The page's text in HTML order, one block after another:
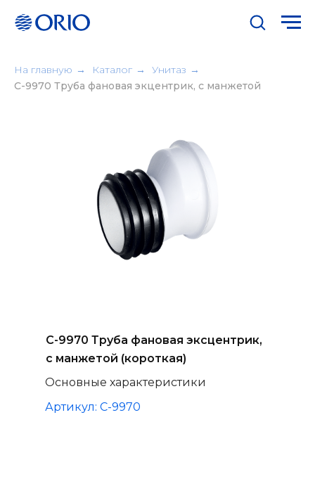
На главную → Каталог → Унитаз →
С-9970 Труба фановая экцентрик, с манжетой
Основные характеристики
С-9970 Труба фановая эксцентрик,
с манжетой (короткая)
Артикул: C-9970